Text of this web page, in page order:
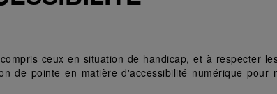
ceux en situation de handicap, et à respecter
de pointe en matière d'accessibilité numérique pour